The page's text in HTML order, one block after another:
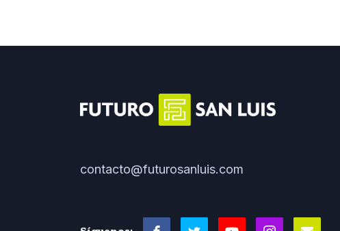
contacto@futurosanluis.com